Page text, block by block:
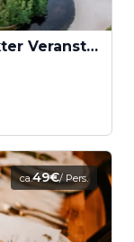
,,Rundum-sorglos'' - Ihr perfekter Veranstaltungstag
ca.49€/ Pers.